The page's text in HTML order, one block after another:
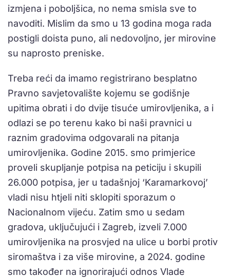
izmjena i poboljšica, no nema smisla sve to
navoditi. Mislim da smo u 13 godina moga rada
postigli doista puno, ali nedovoljno, jer mirovine
su naprosto preniske.
Treba reći da imamo registrirano besplatno
Pravno savjetovalište kojemu se godišnje
upitima obrati i do dvije tisuće umirovljenika, a i
odlazi se po terenu kako bi naši pravnici u
raznim gradovima odgovarali na pitanja
umirovljenika. Godine 2015. smo primjerice
proveli skupljanje potpisa na peticiju i skupili
26.000 potpisa, jer u tadašnjoj ‘Karamarkovoj’
vladi nisu htjeli niti sklopiti sporazum o
Nacionalnom vijeću. Zatim smo u sedam
gradova, uključujući i Zagreb, izveli 7.000
umirovljenika na prosvjed na ulice u borbi protiv
siromaštva i za više mirovine, a 2024. godine
smo također na ignorirajući odnos Vlade